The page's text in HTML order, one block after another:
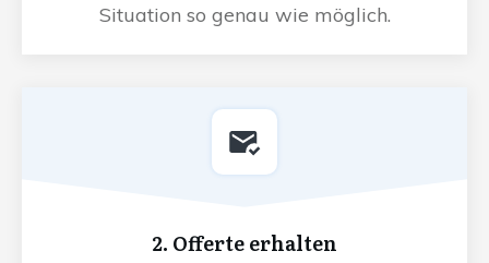
Situation so genau wie möglich.
2. Offerte erhalten